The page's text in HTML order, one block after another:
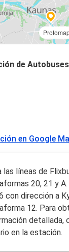
de Autobuses
en Google
las líneas de
20, 21 y
con dirección a
12. Para
detallada,
en la estación.